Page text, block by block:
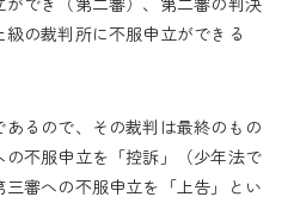
の裁判所に不服申立ができる
るので、その裁判は最終のもの
不服申立を「控訴」（少年法で
審への不服申立を「上告」とい